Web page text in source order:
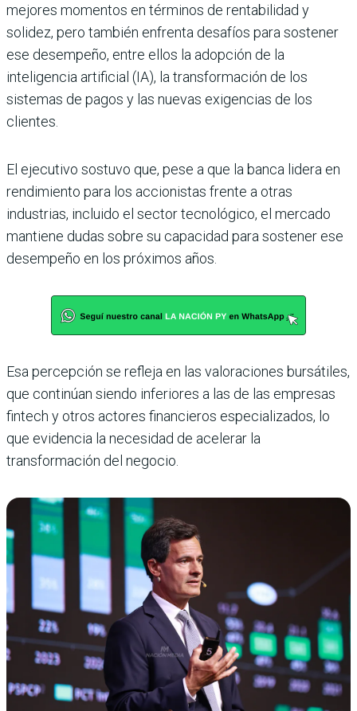
mejores momentos en términos de rentabilidad y
solidez, pero también enfrenta desafíos para sostener
ese desempeño, entre ellos la adopción de la
inteligencia artificial (IA), la transformación de los
sistemas de pagos y las nuevas exigencias de los
clientes.
El ejecutivo sostuvo que, pese a que la banca lidera en
rendimiento para los accionistas frente a otras
industrias, incluido el sector tecnológico, el mercado
mantiene dudas sobre su capacidad para sostener ese
desempeño en los próximos años.
Esa percepción se refleja en las valoraciones bursátiles,
que continúan siendo inferiores a las de las empresas
fintech y otros actores financieros especializados, lo
que evidencia la necesidad de acelerar la
transformación del negocio.